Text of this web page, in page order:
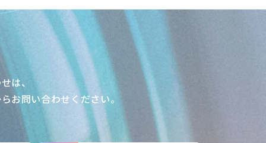
は、
お問い合わせください。